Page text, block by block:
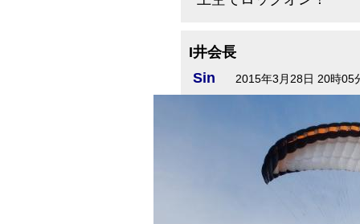
I井会長
Sin
2015年3月28日 20時05